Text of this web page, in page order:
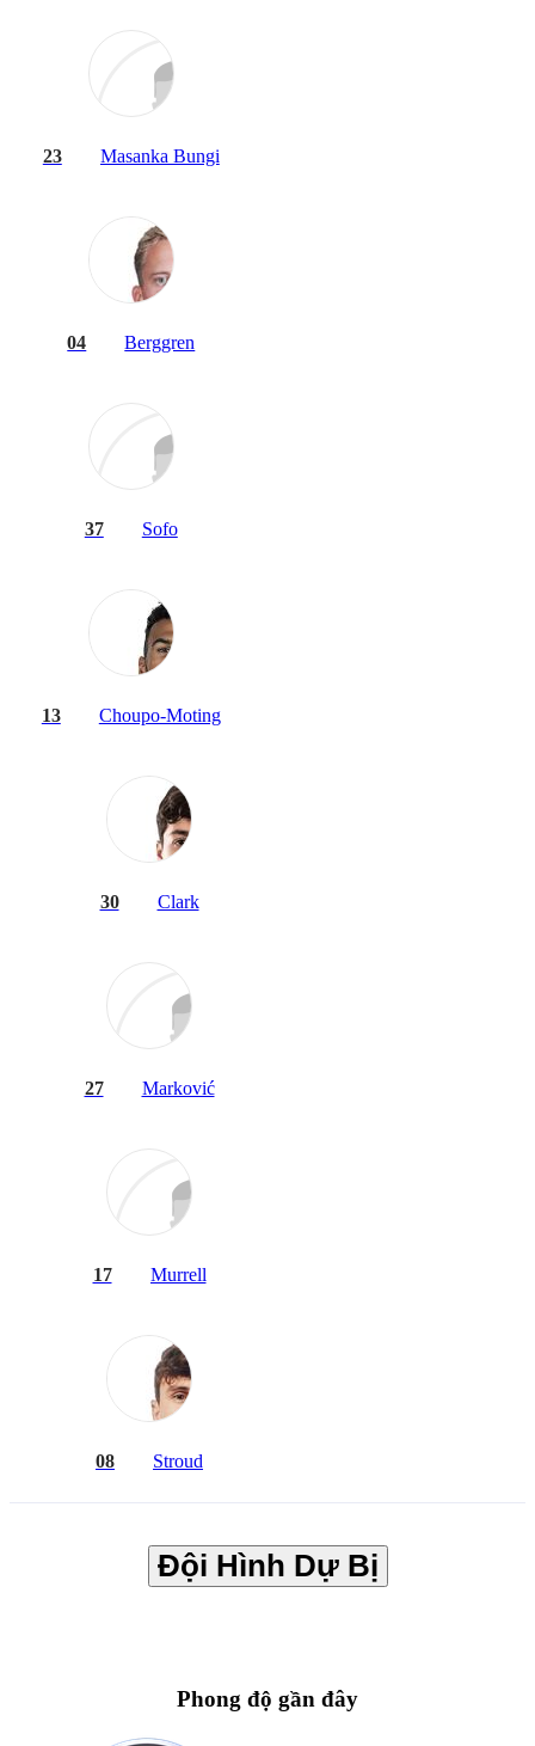
23 Masanka Bungi
04 Berggren
37 Sofo
13 Choupo-Moting
30 Clark
27 Marković
17 Murrell
08 Stroud
Đội Hình Dự Bị
Phong độ gần đây